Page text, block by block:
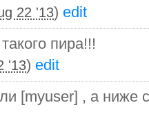
22 '13) edit
пира!!!
'13) edit
[myuser] , а ниже